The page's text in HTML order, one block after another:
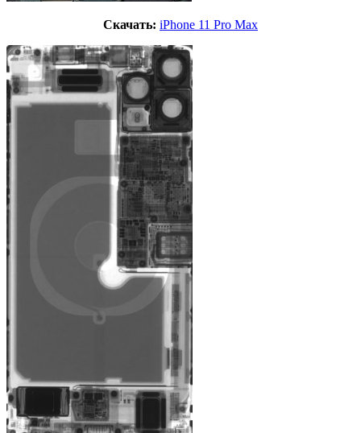
Скачать: iPhone 11 Pro Max